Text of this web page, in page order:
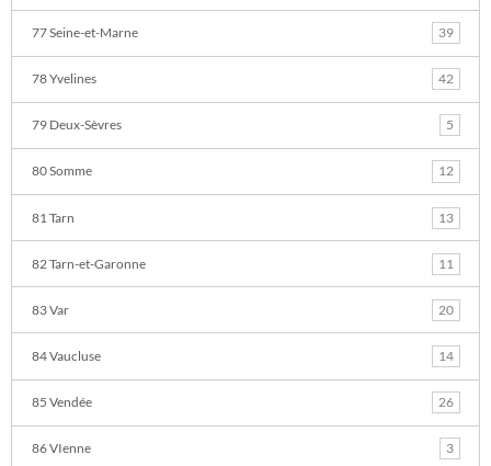
77 Seine-et-Marne 39
78 Yvelines 42
79 Deux-Sèvres 5
80 Somme 12
81 Tarn 13
82 Tarn-et-Garonne 11
83 Var 20
84 Vaucluse 14
85 Vendée 26
86 VIenne 3